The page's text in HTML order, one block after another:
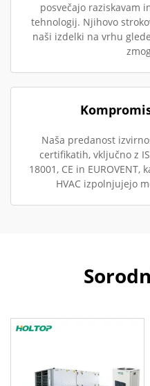
posvečajo raziskavam
tehnologij. Njihovo
naši izdelki na vrhu
Naša predanost
certifikatih, vključno z
18001, CE in
HVAC izpolnjujejo